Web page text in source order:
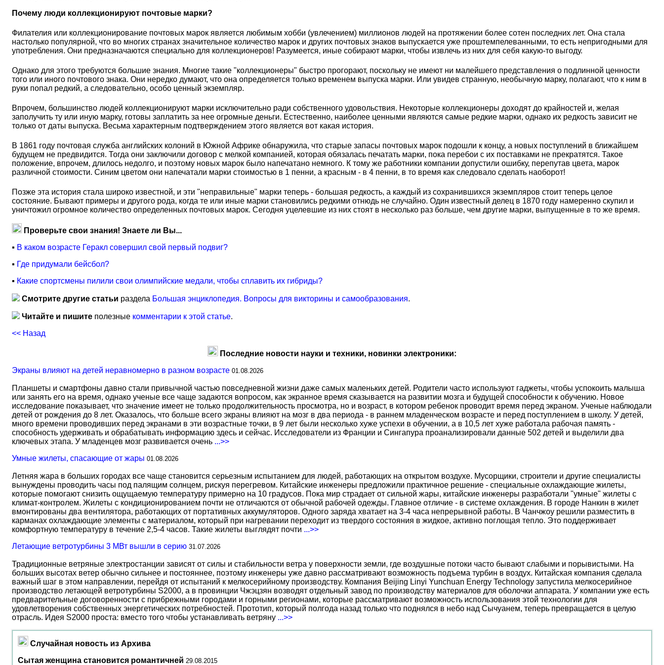
Почему люди коллекционируют почтовые марки?
Филателия или коллекционирование почтовых марок является любимым хобби (увлечением) миллионов людей на протяжении более сотен последних лет. Она стала
настолько популярной, что во многих странах значительное количество марок и других почтовых знаков выпускается уже проштемпелеванными, то есть непригодными для
употребления. Они предназначаются специально для коллекционеров! Разумеется, иные собирают марки, чтобы извлечь из них для себя какую-то выгоду.
Однако для этого требуются большие знания. Многие такие "коллекционеры" быстро прогорают, поскольку не имеют ни малейшего представления о подлинной ценности
того или иного почтового знака. Они нередко думают, что она определяется только временем выпуска марки. Или увидев странную, необычную марку, полагают, что к ним в
руки попал редкий, а следовательно, особо ценный экземпляр.
Впрочем, большинство людей коллекционируют марки исключительно ради собственного удовольствия. Некоторые коллекционеры доходят до крайностей и, желая
заполучить ту или иную марку, готовы заплатить за нее огромные деньги. Естественно, наиболее ценными являются самые редкие марки, однако их редкость зависит не
только от даты выпуска. Весьма характерным подтверждением этого является вот какая история.
В 1861 году почтовая служба английских колоний в Южной Африке обнаружила, что старые запасы почтовых марок подошли к концу, а новых поступлений в ближайшем
будущем не предвидится. Тогда они заключили договор с мелкой компанией, которая обязалась печатать марки, пока перебои с их поставками не прекратятся. Такое
положение, впрочем, длилось недолго, и поэтому новых марок было напечатано немного. К тому же работники компании допустили ошибку, перепутав цвета, марок
различной стоимости. Синим цветом они напечатали марки стоимостью в 1 пенни, а красным - в 4 пенни, в то время как следовало сделать наоборот!
Позже эта история стала широко известной, и эти "неправильные" марки теперь - большая редкость, а каждый из сохранившихся экземпляров стоит теперь целое
состояние. Бывают примеры и другого рода, когда те или иные марки становились редкими отнюдь не случайно. Один известный делец в 1870 году намеренно скупил и
уничтожил огромное количество определенных почтовых марок. Сегодня уцелевшие из них стоят в несколько раз больше, чем другие марки, выпущенные в то же время.
Проверьте свои знания! Знаете ли Вы...
▪ В каком возрасте Геракл совершил свой первый подвиг?
▪ Где придумали бейсбол?
▪ Какие спортсмены пилили свои олимпийские медали, чтобы сплавить их гибриды?
Смотрите другие статьи раздела Большая энциклопедия. Вопросы для викторины и самообразования.
Читайте и пишите полезные комментарии к этой статье.
<< Назад
Последние новости науки и техники, новинки электроники:
Экраны влияют на детей неравномерно в разном возрасте 01.08.2026
Планшеты и смартфоны давно стали привычной частью повседневной жизни даже самых маленьких детей. Родители часто используют гаджеты, чтобы успокоить малыша
или занять его на время, однако ученые все чаще задаются вопросом, как экранное время сказывается на развитии мозга и будущей способности к обучению. Новое
исследование показывает, что значение имеет не только продолжительность просмотра, но и возраст, в котором ребенок проводит время перед экраном. Ученые наблюдали
детей от рождения до 8 лет. Оказалось, что больше всего экраны влияют на мозг в два периода - в раннем младенческом возрасте и перед поступлением в школу. У детей,
много времени проводивших перед экранами в эти возрастные точки, в 9 лет были несколько хуже успехи в обучении, а в 10,5 лет хуже работала рабочая память -
способность удерживать и обрабатывать информацию здесь и сейчас. Исследователи из Франции и Сингапура проанализировали данные 502 детей и выделили два
ключевых этапа. У младенцев мозг развивается очень ...>>
Умные жилеты, спасающие от жары 01.08.2026
Летняя жара в больших городах все чаще становится серьезным испытанием для людей, работающих на открытом воздухе. Мусорщики, строители и другие специалисты
вынуждены проводить часы под палящим солнцем, рискуя перегревом. Китайские инженеры предложили практичное решение - специальные охлаждающие жилеты,
которые помогают снизить ощущаемую температуру примерно на 10 градусов. Пока мир страдает от сильной жары, китайские инженеры разработали "умные" жилеты с
климат-контролем. Жилеты с кондиционированием почти не отличаются от обычной рабочей одежды. Главное отличие - в системе охлаждения. В городе Нанкин в жилет
вмонтированы два вентилятора, работающих от портативных аккумуляторов. Одного заряда хватает на 3-4 часа непрерывной работы. В Чанчжоу решили разместить в
карманах охлаждающие элементы с материалом, который при нагревании переходит из твердого состояния в жидкое, активно поглощая тепло. Это поддерживает
комфортную температуру в течение 2,5-4 часов. Такие жилеты выглядят почти ...>>
Летающие ветротурбины 3 МВт вышли в серию 31.07.2026
Традиционные ветряные электростанции зависят от силы и стабильности ветра у поверхности земли, где воздушные потоки часто бывают слабыми и порывистыми. На
больших высотах ветер обычно сильнее и постояннее, поэтому инженеры уже давно рассматривают возможность подъема турбин в воздух. Китайская компания сделала
важный шаг в этом направлении, перейдя от испытаний к мелкосерийному производству. Компания Beijing Linyi Yunchuan Energy Technology запустила мелкосерийное
производство летающей ветротурбины S2000, а в провинции Чжэцзян возводят отдельный завод по производству материалов для оболочки аппарата. У компании уже есть
предварительные договоренности с прибрежными городами и горными регионами, которые рассматривают возможность использования этой технологии для
удовлетворения собственных энергетических потребностей. Прототип, который полгода назад только что поднялся в небо над Сычуанем, теперь превращается в целую
отрасль. Идея S2000 проста: вместо того чтобы устанавливать ветряну ...>>
Случайная новость из Архива
Сытая женщина становится романтичней 29.08.2015